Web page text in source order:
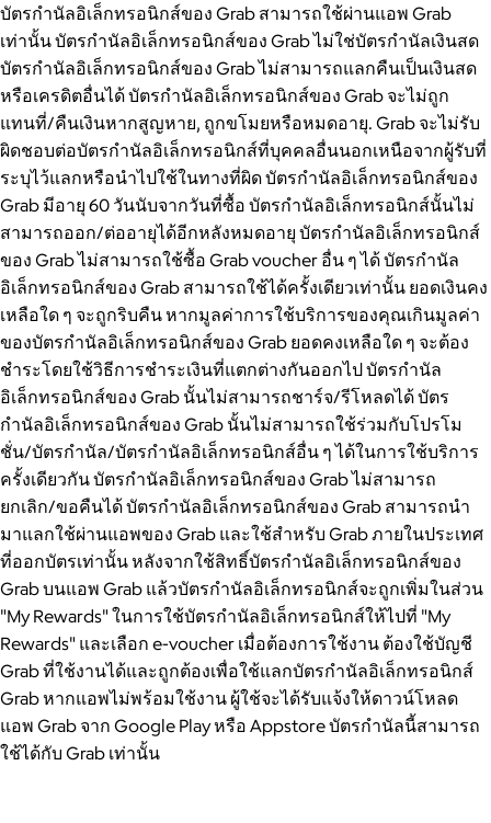
บัตรกำนัลอิเล็กทรอนิกส์ของ Grab สามารถใช้ผ่านแอพ Grab
เท่านั้น บัตรกำนัลอิเล็กทรอนิกส์ของ Grab ไม่ใช่บัตรกำนัลเงินสด
บัตรกำนัลอิเล็กทรอนิกส์ของ Grab ไม่สามารถแลกคืนเป็นเงินสด
หรือเครดิตอื่นได้ บัตรกำนัลอิเล็กทรอนิกส์ของ Grab จะไม่ถูก
แทนที่/คืนเงินหากสูญหาย, ถูกขโมยหรือหมดอายุ. Grab จะไม่รับ
ผิดชอบต่อบัตรกำนัลอิเล็กทรอนิกส์ที่บุคคลอื่นนอกเหนือจากผู้รับที่
ระบุไว้แลกหรือนำไปใช้ในทางที่ผิด บัตรกำนัลอิเล็กทรอนิกส์ของ
Grab มีอายุ 60 วันนับจากวันที่ซื้อ บัตรกำนัลอิเล็กทรอนิกส์นั้นไม่
สามารถออก/ต่ออายุได้อีกหลังหมดอายุ บัตรกำนัลอิเล็กทรอนิกส์
ของ Grab ไม่สามารถใช้ซื้อ Grab voucher อื่น ๆ ได้ บัตรกำนัล
อิเล็กทรอนิกส์ของ Grab สามารถใช้ได้ครั้งเดียวเท่านั้น ยอดเงินคง
เหลือใด ๆ จะถูกริบคืน หากมูลค่าการใช้บริการของคุณเกินมูลค่า
ของบัตรกำนัลอิเล็กทรอนิกส์ของ Grab ยอดคงเหลือใด ๆ จะต้อง
ชำระโดยใช้วิธีการชำระเงินที่แตกต่างกันออกไป บัตรกำนัล
อิเล็กทรอนิกส์ของ Grab นั้นไม่สามารถชาร์จ/รีโหลดได้ บัตร
กำนัลอิเล็กทรอนิกส์ของ Grab นั้นไม่สามารถใช้ร่วมกับโปรโม
ชั่น/บัตรกำนัล/บัตรกำนัลอิเล็กทรอนิกส์อื่น ๆ ได้ในการใช้บริการ
ครั้งเดียวกัน บัตรกำนัลอิเล็กทรอนิกส์ของ Grab ไม่สามารถ
ยกเลิก/ขอคืนได้ บัตรกำนัลอิเล็กทรอนิกส์ของ Grab สามารถนำ
มาแลกใช้ผ่านแอพของ Grab และใช้สำหรับ Grab ภายในประเทศ
ที่ออกบัตรเท่านั้น หลังจากใช้สิทธิ์บัตรกำนัลอิเล็กทรอนิกส์ของ
Grab บนแอพ Grab แล้วบัตรกำนัลอิเล็กทรอนิกส์จะถูกเพิ่มในส่วน
"My Rewards" ในการใช้บัตรกำนัลอิเล็กทรอนิกส์ให้ไปที่ "My
Rewards" และเลือก e-voucher เมื่อต้องการใช้งาน ต้องใช้บัญชี
Grab ที่ใช้งานได้และถูกต้องเพื่อใช้แลกบัตรกำนัลอิเล็กทรอนิกส์
Grab หากแอพไม่พร้อมใช้งาน ผู้ใช้จะได้รับแจ้งให้ดาวน์โหลด
แอพ Grab จาก Google Play หรือ Appstore บัตรกำนัลนี้สามารถ
ใช้ได้กับ Grab เท่านั้น